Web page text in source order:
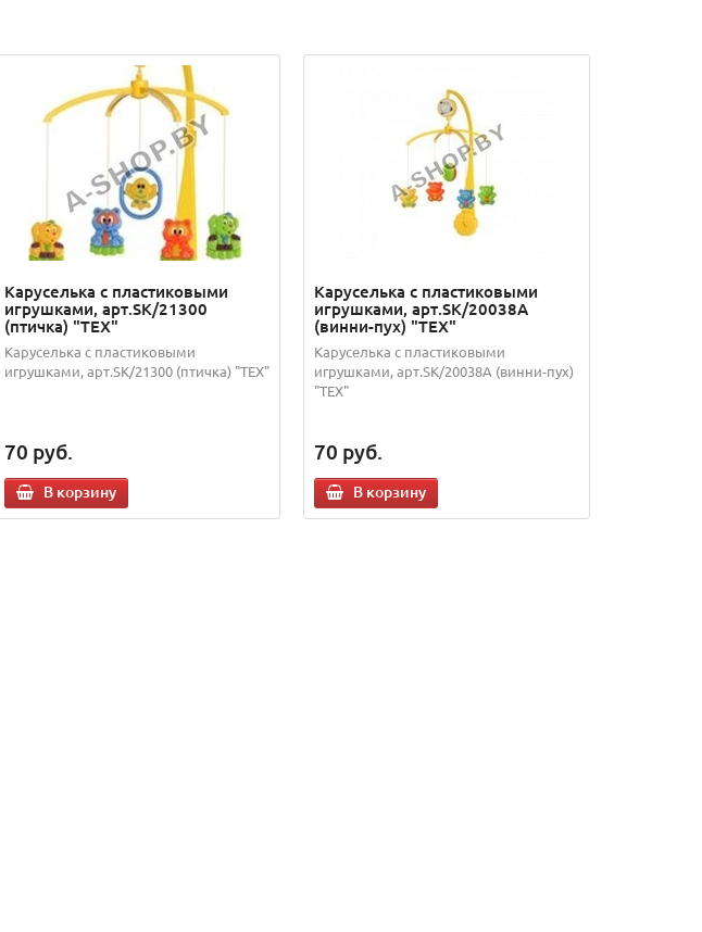
Каруселька с пластиковыми
игрушками, арт.SK/21300
(птичка) "TEX"
Каруселька с пластиковыми
игрушками, арт.SK/21300 (птичка) "TEX"
70 руб.
В корзину
Каруселька с пластиковыми
игрушками, арт.SK/20038А
(винни-пух) "TEX"
Каруселька с пластиковыми
игрушками, арт.SK/20038А (винни-пух)
"TEX"
70 руб.
В корзину